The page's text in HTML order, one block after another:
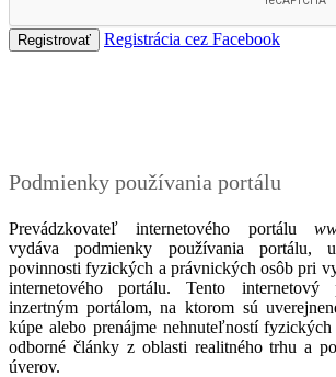
Registrácia cez Facebook
Podmienky používania portálu
Prevádzkovateľ internetového portálu
vydáva podmienky používania portálu,
povinnosti fyzických a právnických osôb pri
internetového portálu. Tento
inzertným portálom, na ktorom sú
kúpe alebo prenájme nehnuteľností
odborné články z oblasti realitného trhu a
úverov.